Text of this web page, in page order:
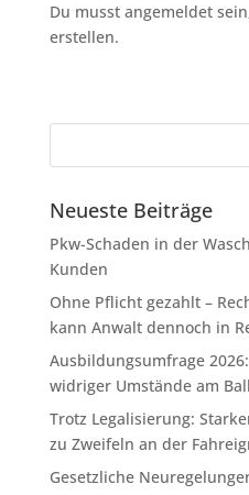
Du musst angemeldet
erstellen.
Neueste Beiträge
Pkw-Schaden in der
Kunden
Ohne Pflicht gezahlt –
kann Anwalt dennoch in
Ausbildungsumfrage
widriger Umstände am Ball
Trotz Legalisierung:
zu Zweifeln an der
Gesetzliche